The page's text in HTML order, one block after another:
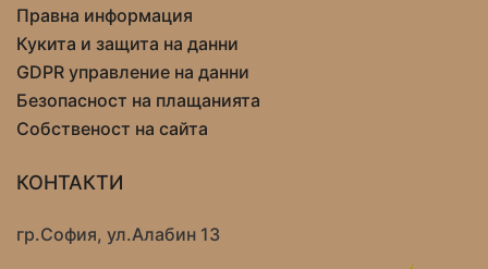
Правна информация
Кукита и защита на данни
GDPR управление на данни
Безопасност на плащанията
Собственост на сайта
КОНТАКТИ
гр.София, ул.Алабин 13